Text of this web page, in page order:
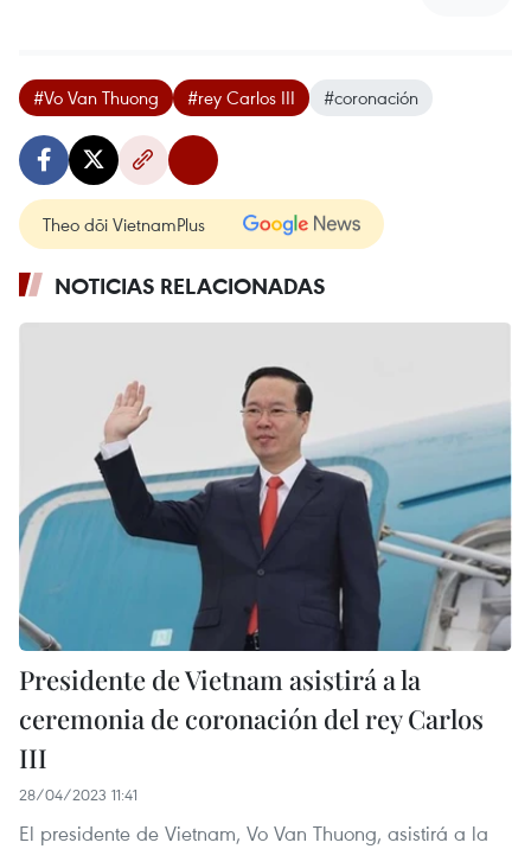
#Vo Van Thuong #rey Carlos III #coronación
Theo dõi VietnamPlus
NOTICIAS RELACIONADAS
Presidente de Vietnam asistirá a la
ceremonia de coronación del rey Carlos
III
28/04/2023 11:41
El presidente de Vietnam, Vo Van Thuong, asistirá a la